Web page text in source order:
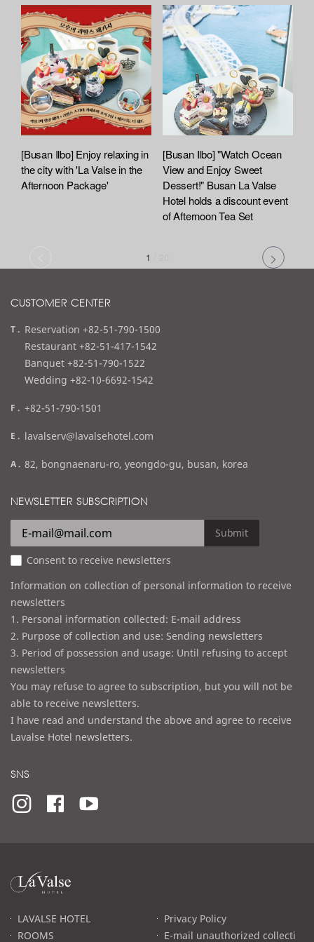
[Busan Ilbo] Enjoy relaxing in
the city with 'La Valse in the
Afternoon Package'
[Busan Ilbo] "Watch Ocean
View and Enjoy Sweet
Dessert!" Busan La Valse
Hotel holds a discount event
of Afternoon Tea Set
1
CUSTOMER CENTER
t
e
l
Reservation +82-51-790-1500
Restaurant +82-51-417-1542
Banquet +82-51-790-1522
Wedding +82-10-6692-1542
f
x
+82-51-790-1501
e
a
l
lavalserv@lavalsehotel.com
a
d
e
s
s
82, bongnaenaru-ro, yeongdo-gu, busan, korea
NEWSLETTER SUBSCRIPTION
Submit
Consent to receive newsletters
Information on collection of personal information to receive
newsletters
1. Personal information collected: E-mail address
2. Purpose of collection and use: Sending newsletters
3. Period of possession and usage: Until refusing to accept
newsletters
You may refuse to agree to subscription, but you will not be
able to receive newsletters.
I have read and understand the above and agree to receive
Lavalse Hotel newsletters.
SNS
라
발
고LAVALSE HOTEL
ROOMS
Privacy Policy
E-mail unauthorized collecti